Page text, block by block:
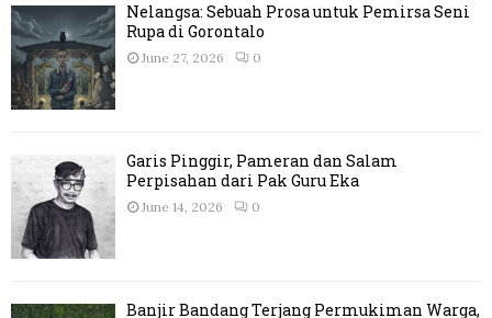
Nelangsa: Sebuah Prosa untuk Pemirsa Seni
Rupa di Gorontalo
June 27, 2026 0
Garis Pinggir, Pameran dan Salam
Perpisahan dari Pak Guru Eka
June 14, 2026 0
Banjir Bandang Terjang Permukiman Warga,